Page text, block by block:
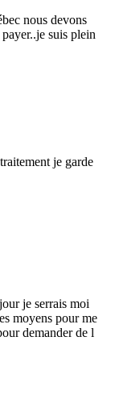
nous devons
suis plein
je garde
je serrais moi
moyens pour me
demander de l